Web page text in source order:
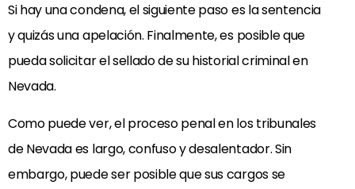
Si hay una condena, el siguiente paso es la sentencia
y quizás una apelación. Finalmente, es posible que
pueda solicitar el sellado de su historial criminal en
Nevada.
Como puede ver, el proceso penal en los tribunales
de Nevada es largo, confuso y desalentador. Sin
embargo, puede ser posible que sus cargos se